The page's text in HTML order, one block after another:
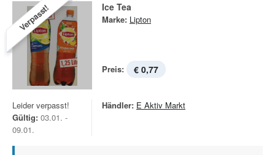
Verpasst! Ice Tea
Marke: Lipton
Preis: € 0,77
Leider verpasst!
Gültig: 03.01. -
09.01.
Händler: E Aktiv Markt